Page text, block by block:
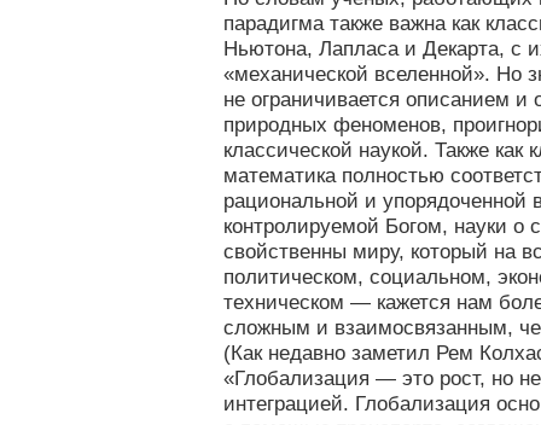
парадигма также важна как
Ньютона, Лапласа и Декарта, с
«механической вселенной». Но
не ограничивается описанием и
природных феноменов,
классической наукой. Также как
математика полностью
рациональной и упорядоченной
контролируемой Богом, науки о
свойственны миру, который на
политическом, социальном,
техническом — кажется нам
сложным и взаимосвязанным,
(Как недавно заметил Рем
«Глобализация — это рост, но
интеграцией. Глобализация